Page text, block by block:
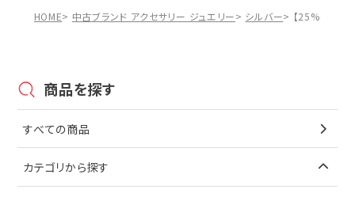
HOME 中古ブランド アクセサリー ジュエリー シルバー 【25%OFF】
商品を探す
すべての商品
カテゴリから探す